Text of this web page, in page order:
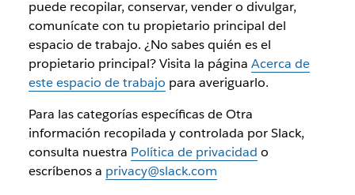
puede recopilar, conservar, vender o divulgar,
comunícate con tu propietario principal del
espacio de trabajo. ¿No sabes quién es el
propietario principal? Visita la página Acerca de
este espacio de trabajo para averiguarlo.
Para las categorías específicas de Otra
información recopilada y controlada por Slack,
consulta nuestra Política de privacidad o
escríbenos a privacy@slack.com